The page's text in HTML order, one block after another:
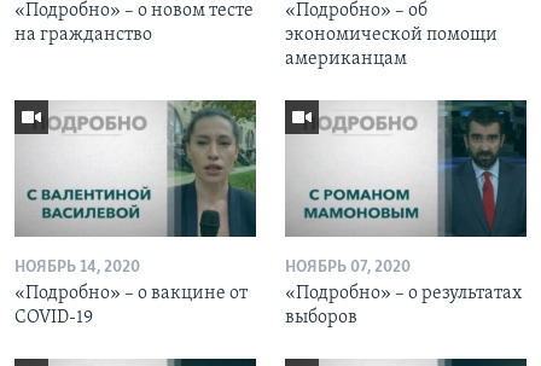
«Подробно» – о новом тесте
на гражданство
«Подробно» – об
экономической помощи
американцам
НОЯБРЬ 14, 2020
«Подробно» – о вакцине от
COVID-19
НОЯБРЬ 07, 2020
«Подробно» – о результатах
выборов